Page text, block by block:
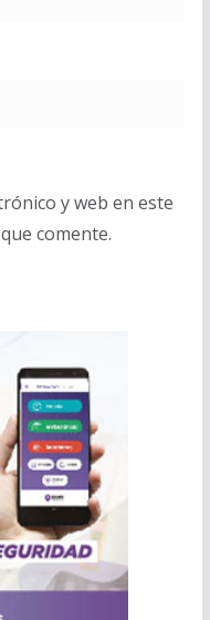
y web en este
comente.